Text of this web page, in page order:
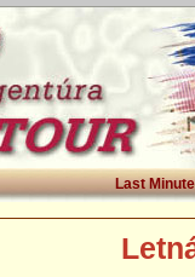
Last Minute